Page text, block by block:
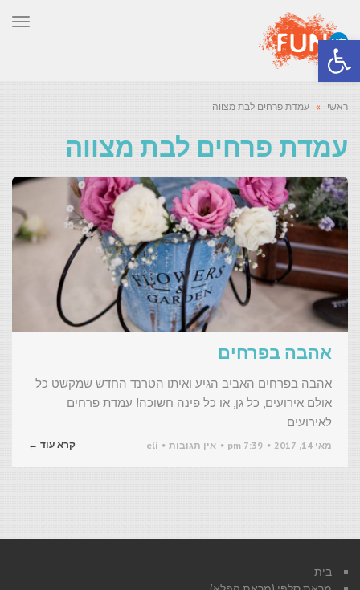
פתח סרגל נגישות
ראשי » עמדת פרחים לבת מצווה
עמדת פרחים לבת מצווה
אהבה בפרחים
אהבה בפרחים האביב הגיע ואיתו הטרנד החדש שמקשט כל
אולם אירועים, כל גן, או כל פינה חשוכה! עמדת פרחים
לאירועים
מאי 14, 2017 7:39 pm אין תגובות eli קרא עוד ←
בית